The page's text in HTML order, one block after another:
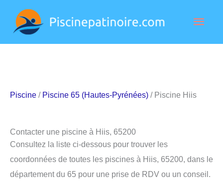
contenu
Piscine / Piscine 65 (Hautes-Pyrénées) / Piscine Hiis
Contacter une piscine à Hiis, 65200
Consultez la liste ci-dessous pour trouver les
coordonnées de toutes les piscines à Hiis, 65200, dans le
département du 65 pour une prise de RDV ou un conseil.